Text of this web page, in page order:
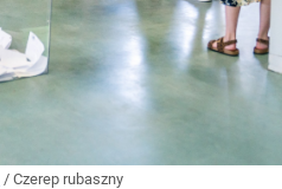
/ Czerep rubaszny